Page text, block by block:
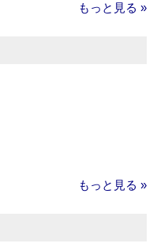
もっと見る »
もっと見る »